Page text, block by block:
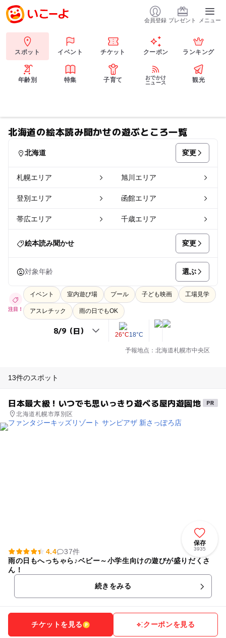
会員登録 プレゼント メニュー
スポット イベント チケット クーポン ランキング
年齢別 特集 子育て
おでかけ
ニュース
観光
北海道の絵本読み聞かせの遊ぶところ一覧
北海道 変更
札幌エリア 旭川エリア
登別エリア 函館エリア
帯広エリア 千歳エリア
絵本読み聞かせ 変更
対象年齢 選ぶ
注目！
イベント 室内遊び場 プール 子ども映画 工場見学
アスレチック 雨の日でもOK
26°C18°C
予報地点：北海道札幌市中央区
13件のスポット
日本最大級！いつでも思いっきり遊べる屋内遊園地
北海道札幌市厚別区
保存
3935
4.4
37件
雨の日もへっちゃら♪ベビー～小学生向けの遊びが盛りだくさ
ん！
続きをみる
チケットを見る クーポンを見る